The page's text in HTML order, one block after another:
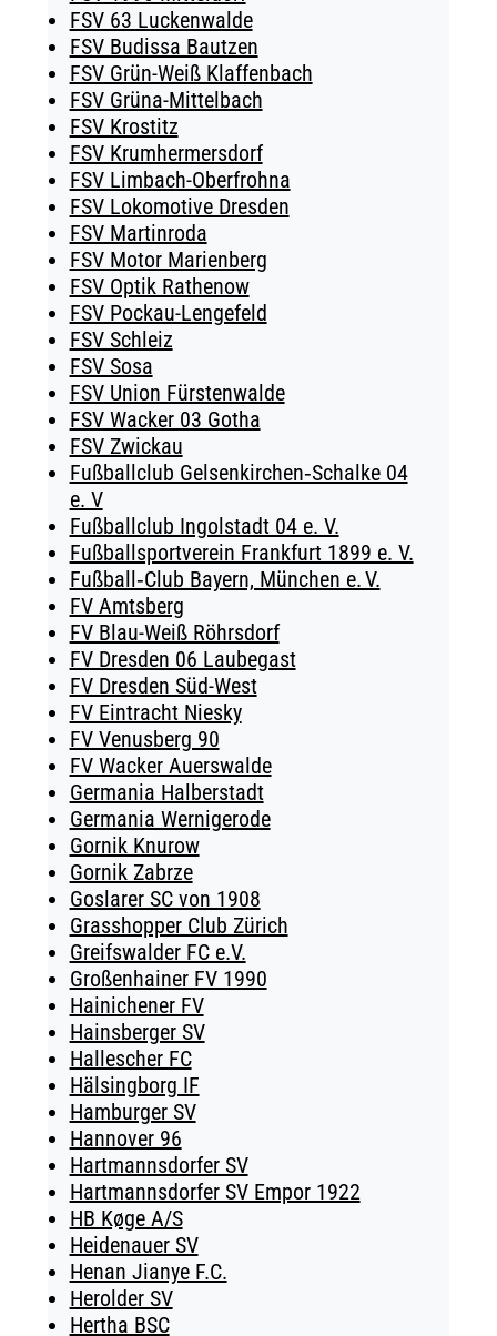
FSV 63 Luckenwalde
FSV Budissa Bautzen
FSV Grün-Weiß Klaffenbach
FSV Grüna-Mittelbach
FSV Krostitz
FSV Krumhermersdorf
FSV Limbach-Oberfrohna
FSV Lokomotive Dresden
FSV Martinroda
FSV Motor Marienberg
FSV Optik Rathenow
FSV Pockau-Lengefeld
FSV Schleiz
FSV Sosa
FSV Union Fürstenwalde
FSV Wacker 03 Gotha
FSV Zwickau
Fußballclub Gelsenkirchen‑Schalke 04
e. V
Fußballclub Ingolstadt 04 e. V.
Fußballsportverein Frankfurt 1899 e. V.
Fußball‑Club Bayern, München e. V.
FV Amtsberg
FV Blau-Weiß Röhrsdorf
FV Dresden 06 Laubegast
FV Dresden Süd-West
FV Eintracht Niesky
FV Venusberg 90
FV Wacker Auerswalde
Germania Halberstadt
Germania Wernigerode
Gornik Knurow
Gornik Zabrze
Goslarer SC von 1908
Grasshopper Club Zürich
Greifswalder FC e.V.
Großenhainer FV 1990
Hainichener FV
Hainsberger SV
Hallescher FC
Hälsingborg IF
Hamburger SV
Hannover 96
Hartmannsdorfer SV
Hartmannsdorfer SV Empor 1922
HB Køge A/S
Heidenauer SV
Henan Jianye F.C.
Herolder SV
Hertha BSC